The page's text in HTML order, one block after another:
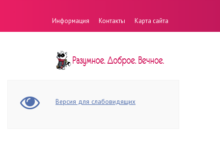
Информация Контакты Карта сайта
Версия для слабовидящих